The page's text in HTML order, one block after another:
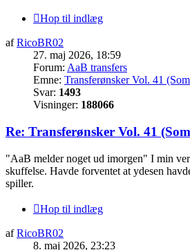
Hop til indlæg
afRicoBR02
27. maj 2026, 18:59
Forum: AaB transfers
Emne: Transferønsker Vol. 41
Svar: 1493
Visninger: 188066
Re: Transferønsker Vol. 41
"AaB melder noget ud imorgen" I min
skuffelse. Havde forventet at ydesen
spiller.
Hop til indlæg
afRicoBR02
8. maj 2026, 23:23